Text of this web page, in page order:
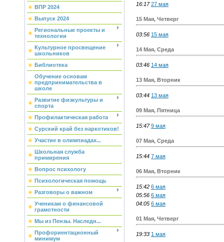
ВПР 2024
Выпуск 2024
Региональные проекты и
технологии
Культурное просвещение
школьников
Библиотека
Обучение основам
предпринимательства в
школе
Развитие физкультуры и
спорта
Профилактическая работа
Сурский край без наркотиков!
Участие в олимпиадах...
Школьная служба
примирения
Вопрос психологу
Психологическая помощь
Разговоры о важном
Ученикам о финансовой
грамотности
Мы из Пензы. Наследн...
Профориентационный
минимум
16:17 27 мая
15 Мая, Четверг
03:56 15 мая
14 Мая, Среда
03:46 14 мая
13 Мая, Вторник
03:44 13 мая
09 Мая, Пятница
15:47 9 мая
07 Мая, Среда
15:44 7 мая
06 Мая, Вторник
15:42 6 мая
05:56 6 мая
04:05 6 мая
01 Мая, Четверг
19:33 1 мая